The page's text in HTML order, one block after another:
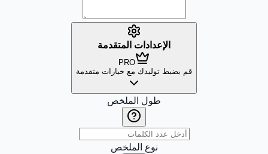
الإعدادات المتقدمة
PRO
قم بضبط توليدك مع خيارات متقدمة
طول الملخص
نوع الملخص